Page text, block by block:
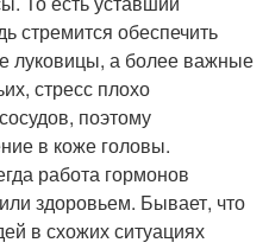
стремится обеспечить
луковицы, а более важные
стресс плохо
поэтому
в коже головы.
работа гормонов
здоровьем. Бывает, что
в схожих ситуациях